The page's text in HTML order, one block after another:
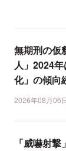
無期刑の仮
人」2024
化」の傾向
2026年08月06
「威嚇射